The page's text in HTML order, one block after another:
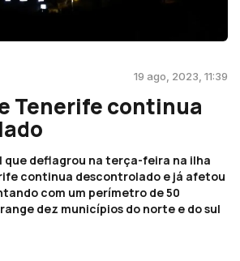
19 ago, 2023, 11:39
Tenerife continua
que deflagrou na terça-feira na ilha
continua descontrolado e já afetou
com um perímetro de 50
dez municípios do norte e do sul